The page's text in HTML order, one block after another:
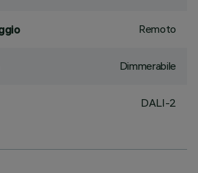
Remoto
Dimmerabile
DALI-2